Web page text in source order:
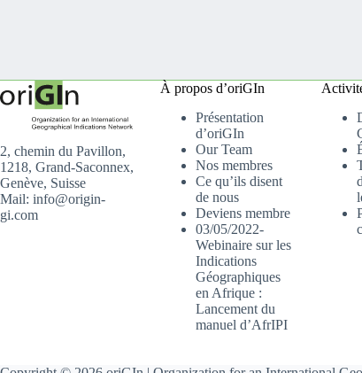
2, chemin du Pavillon,
1218, Grand-Saconnex,
Genève, Suisse
Mail: info@origin-
gi.com
À propos d’oriGIn
Présentation
d’oriGIn
Our Team
Nos membres
Ce qu’ils disent
de nous
Deviens membre
03/05/2022-
Webinaire sur les
Indications
Géographiques
en Afrique :
Lancement du
manuel d’AfrIPI